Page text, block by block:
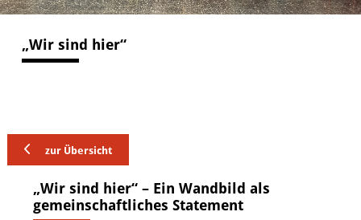
Mediathek
KUNSTVERMITTLUNG
ÜBER UNS
„Wir sind hier“
zur Übersicht
„Wir sind hier“ – Ein Wandbild als
gemeinschaftliches Statement